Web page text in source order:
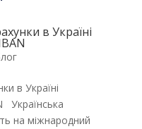
в Україні
в Україні
Українська
на міжнародний